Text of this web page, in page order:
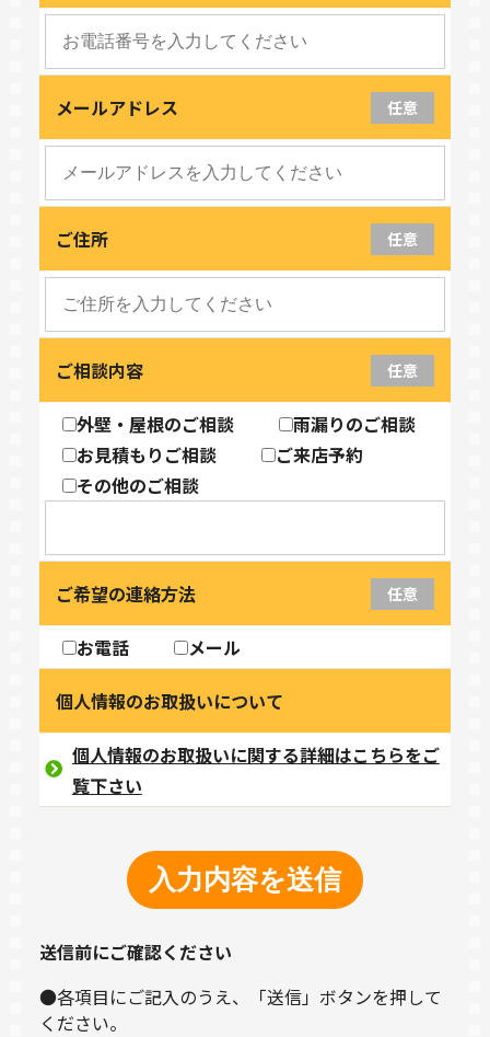
メールアドレス 任意
ご住所 任意
ご相談内容 任意
外壁・屋根のご相談
雨漏りのご相談
お見積もりご相談
ご来店予約
その他のご相談
ご希望の連絡方法 任意
お電話 メール
個人情報のお取扱いについて
個人情報のお取扱いに関する詳細はこちらをご
覧下さい
送信前にご確認ください
●各項目にご記入のうえ、「送信」ボタンを押して
ください。